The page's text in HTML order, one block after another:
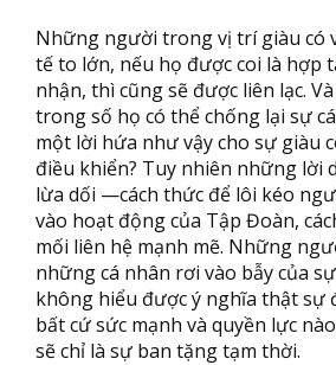
Những người trong vị trí giàu có
tế to lớn, nếu họ được coi là hợp
nhận, thì cũng sẽ được liên lạc.
trong số họ có thể chống lại sự
một lời hứa như vậy cho sự giàu
điều khiển? Tuy nhiên những lời
lừa dối —cách thức để lôi kéo
vào hoạt động của Tập Đoàn,
mối liên hệ mạnh mẽ. Những
những cá nhân rơi vào bẫy của
không hiểu được ý nghĩa thật sự
bất cứ sức mạnh và quyền lực
sẽ chỉ là sự ban tặng tạm thời.